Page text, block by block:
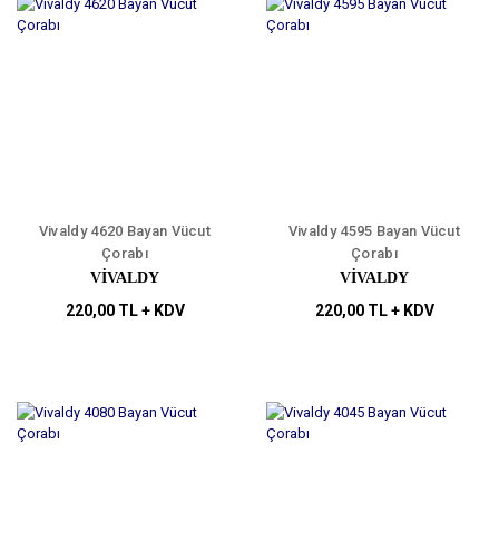
Vivaldy 4620 Bayan Vücut
Çorabı
VİVALDY
220,00 TL + KDV
Vivaldy 4595 Bayan Vücut
Çorabı
VİVALDY
220,00 TL + KDV